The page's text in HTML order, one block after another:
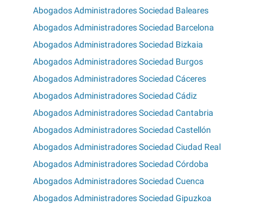
Abogados Administradores Sociedad Baleares
Abogados Administradores Sociedad Barcelona
Abogados Administradores Sociedad Bizkaia
Abogados Administradores Sociedad Burgos
Abogados Administradores Sociedad Cáceres
Abogados Administradores Sociedad Cádiz
Abogados Administradores Sociedad Cantabria
Abogados Administradores Sociedad Castellón
Abogados Administradores Sociedad Ciudad Real
Abogados Administradores Sociedad Córdoba
Abogados Administradores Sociedad Cuenca
Abogados Administradores Sociedad Gipuzkoa